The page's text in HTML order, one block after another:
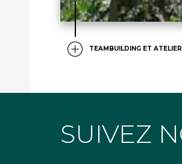
TEAMBUILDING ET
SUIVEZ